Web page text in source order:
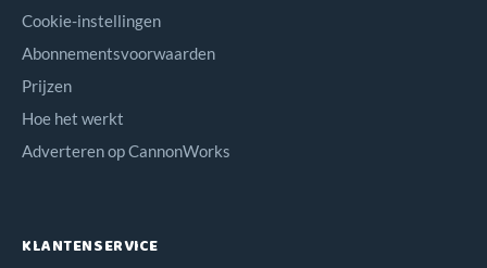
Cookie-instellingen
Abonnementsvoorwaarden
Prijzen
Hoe het werkt
Adverteren op CannonWorks
KLANTENSERVICE